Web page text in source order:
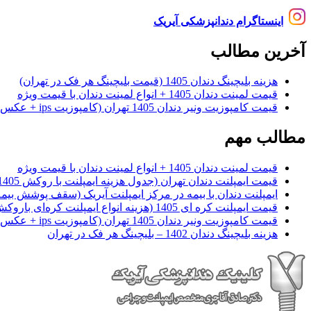
اینستاگرام دندانپزشکی آیریک
آخرین مطالب
هزینه بلیچینگ دندان 1405 (قیمت بلیچینگ هر فک در تهران)
قیمت لمینت دندان 1405 + انواع لمینت دندان با قیمت ویژه
قیمت کامپوزیت ونیر دندان 1405 تهران (کامپوزیت ips + عکس)
مطالب مهم
قیمت لمینت دندان 1405 + انواع لمینت دندان با قیمت ویژه
قیمت ایمپلنت دندان تهران (جدول هزینه ایمپلنت با روکش 1405)
ایمپلنت دندان با بیمه در مرکز ایمپلنت آیریک (سقف پوشش
قیمت ایمپلنت کره ای‌ 1405 (هزینه انواع ایمپلنت کره‌ای با‌روکش)
قیمت کامپوزیت ونیر دندان 1405 تهران (کامپوزیت ips + عکس)
هزینه بلیچینگ دندان 1402 – بلیچینگ هر فک در تهران